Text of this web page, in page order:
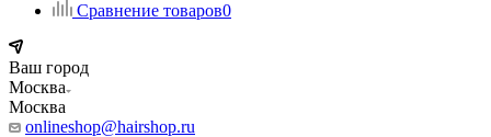
Сравнение товаров0
Ваш город
Москва
Москва
onlineshop@hairshop.ru